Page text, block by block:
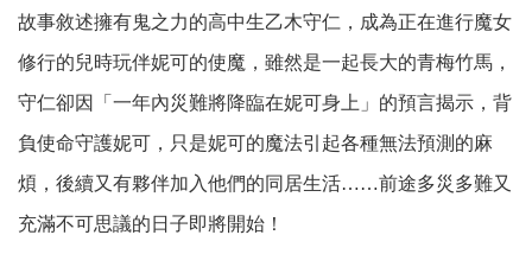
故事敘述擁有鬼之力的高中生乙木守仁，成為正在進行魔女
修行的兒時玩伴妮可的使魔，雖然是一起長大的青梅竹馬，
守仁卻因「一年內災難將降臨在妮可身上」的預言揭示，背
負使命守護妮可，只是妮可的魔法引起各種無法預測的麻
煩，後續又有夥伴加入他們的同居生活……前途多災多難又
充滿不可思議的日子即將開始！